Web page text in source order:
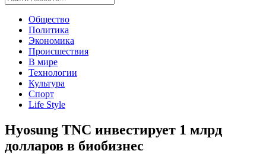
Общество
Политика
Экономика
Происшествия
В мире
Технологии
Культура
Спорт
Life Style
Hyosung TNC инвестирует 1 млрд
долларов в биобизнес